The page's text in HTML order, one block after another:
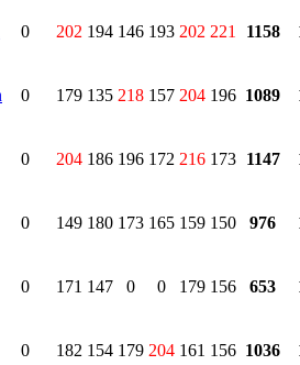
0 202 194 146 193 202 221 1158
0 179 135 218 157 204 196 1089
0 204 186 196 172 216 173 1147
0 149 180 173 165 159 150 976
0 171 147 0 0 179 156 653
0 182 154 179 204 161 156 1036